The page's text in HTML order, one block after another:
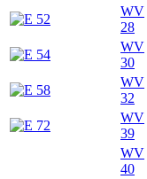
WV
28
WV
30
WV
32
WV
39
WV
40